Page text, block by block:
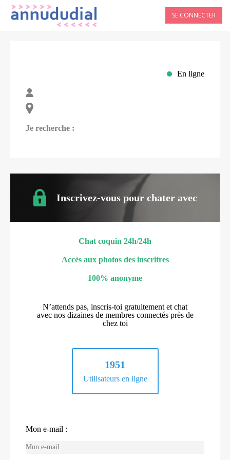
SE CONNECTER
En ligne
Je recherche :
Inscrivez-vous pour chater avec
Chat coquin 24h/24h
Accès aux photos des inscritres
100% anonyme
N’attends pas, inscris-toi gratuitement et chat
avec nos dizaines de membres connectés près de
chez toi
1951
Utilisateurs en ligne
Mon e-mail :